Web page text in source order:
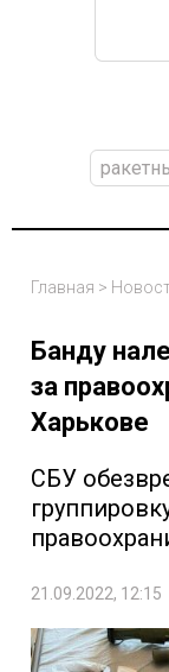
Главная >
Банду
за
Харькове
СБУ
21.09.2022, 12:15